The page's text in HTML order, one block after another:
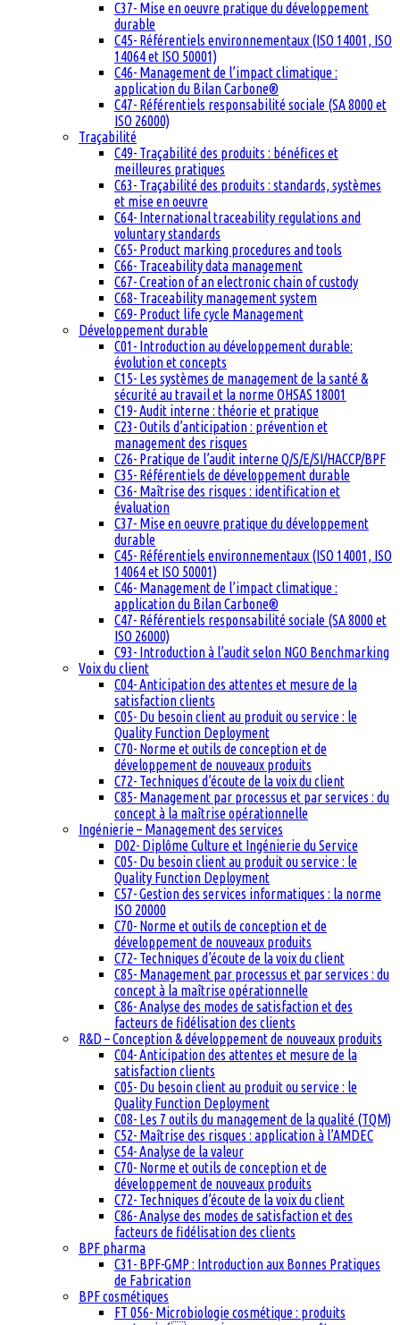
C37- Mise en oeuvre pratique du développement
durable
C45- Référentiels environnementaux (ISO 14001, ISO
14064 et ISO 50001)
C46- Management de l’impact climatique :
application du Bilan Carbone®
C47- Référentiels responsabilité sociale (SA 8000 et
ISO 26000)
Traçabilité
C49- Traçabilité des produits : bénéfices et
meilleures pratiques
C63- Traçabilité des produits : standards, systèmes
et mise en oeuvre
C64- International traceability regulations and
voluntary standards
C65- Product marking procedures and tools
C66- Traceability data management
C67- Creation of an electronic chain of custody
C68- Traceability management system
C69- Product life cycle Management
Développement durable
C01- Introduction au développement durable:
évolution et concepts
C15- Les systèmes de management de la santé &
sécurité au travail et la norme OHSAS 18001
C19- Audit interne : théorie et pratique
C23- Outils d’anticipation : prévention et
management des risques
C26- Pratique de l’audit interne Q/S/E/SI/HACCP/BPF
C35- Référentiels de développement durable
C36- Maîtrise des risques : identification et
évaluation
C37- Mise en oeuvre pratique du développement
durable
C45- Référentiels environnementaux (ISO 14001, ISO
14064 et ISO 50001)
C46- Management de l’impact climatique :
application du Bilan Carbone®
C47- Référentiels responsabilité sociale (SA 8000 et
ISO 26000)
C93- Introduction à l’audit selon NGO Benchmarking
Voix du client
C04- Anticipation des attentes et mesure de la
satisfaction clients
C05- Du besoin client au produit ou service : le
Quality Function Deployment
C70- Norme et outils de conception et de
développement de nouveaux produits
C72- Techniques d’écoute de la voix du client
C85- Management par processus et par services : du
concept à la maîtrise opérationnelle
Ingénierie – Management des services
D02- Diplôme Culture et Ingénierie du Service
C05- Du besoin client au produit ou service : le
Quality Function Deployment
C57- Gestion des services informatiques : la norme
ISO 20000
C70- Norme et outils de conception et de
développement de nouveaux produits
C72- Techniques d’écoute de la voix du client
C85- Management par processus et par services : du
concept à la maîtrise opérationnelle
C86- Analyse des modes de satisfaction et des
facteurs de fidélisation des clients
R&D – Conception & développement de nouveaux produits
C04- Anticipation des attentes et mesure de la
satisfaction clients
C05- Du besoin client au produit ou service : le
Quality Function Deployment
C08- Les 7 outils du management de la qualité (TQM)
C52- Maîtrise des risques : application à l’AMDEC
C54- Analyse de la valeur
C70- Norme et outils de conception et de
développement de nouveaux produits
C72- Techniques d’écoute de la voix du client
C86- Analyse des modes de satisfaction et des
facteurs de fidélisation des clients
BPF pharma
C31- BPF-GMP : Introduction aux Bonnes Pratiques
de Fabrication
BPF cosmétiques
FT 056- Microbiologie cosmétique : produits